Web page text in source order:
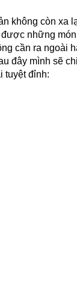
không còn xa
những
cần ra ngoài
đây mình sẽ
tuyệt đỉnh: